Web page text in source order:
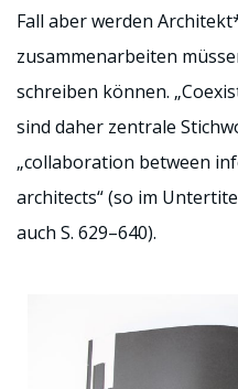
Fall aber werden
zusammenarbeiten
schreiben können.
sind daher zentrale
„collaboration between
architects“ (so im
auch S. 629–640).